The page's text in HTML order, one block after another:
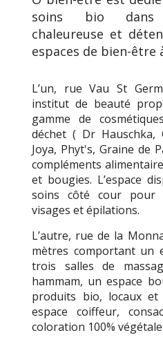
soins bio dans
chaleureuse et
espaces de bien-être
L’un, rue Vau St
institut de beauté
gamme de
déchet ( Dr Hauschka,
Joya, Phyt's, Graine de
compléments
et bougies. L’espace
soins côté cour pour
visages et épilations.
L’autre, rue de la
mètres comportant un
trois salles de
hammam, un espace
produits bio, locaux
espace coiffeur,
coloration 100%